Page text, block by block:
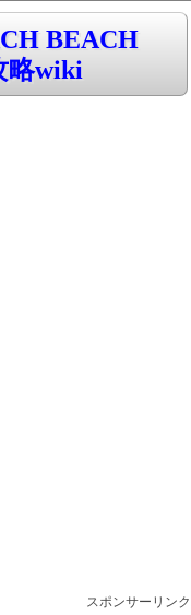
BEACH
略wiki
スポンサーリンク